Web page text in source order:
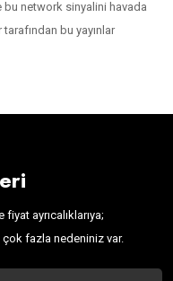
bu network sinyalini havada
bu yayınlar
ayrıcalıklarıya;
fazla nedeniniz var.